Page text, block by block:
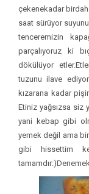
çekenekadar
saat sürüyor
tenceremizin
parçalıyoruz ki
dökülüyor
tuzunu ilave
kızarana kadar
Etiniz yağsızsa siz
yani kebap gibi
yemek değil ama
gibi hissettim